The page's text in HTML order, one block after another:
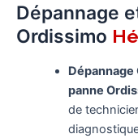
Dépannage
Ordissimo
Dépannage
panne
de